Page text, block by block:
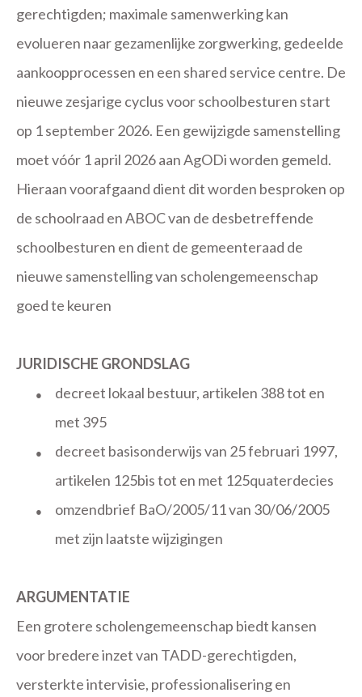
gerechtigden; maximale samenwerking kan
evolueren naar gezamenlijke zorgwerking, gedeelde
aankoopprocessen en een shared service centre. De
nieuwe zesjarige cyclus voor schoolbesturen start
op 1 september 2026. Een gewijzigde samenstelling
moet vóór 1 april 2026 aan AgODi worden gemeld.
Hieraan voorafgaand dient dit worden besproken op
de schoolraad en ABOC van de desbetreffende
schoolbesturen en dient de gemeenteraad de
nieuwe samenstelling van scholengemeenschap
goed te keuren
JURIDISCHE GRONDSLAG
●
decreet lokaal bestuur, artikelen 388 tot en
met 395
●
decreet basisonderwijs van 25 februari 1997,
artikelen 125bis tot en met 125quaterdecies
●
omzendbrief BaO/2005/11 van 30/06/2005
met zijn laatste wijzigingen
ARGUMENTATIE
Een grotere scholengemeenschap biedt kansen
voor bredere inzet van TADD-gerechtigden,
versterkte intervisie, professionalisering en